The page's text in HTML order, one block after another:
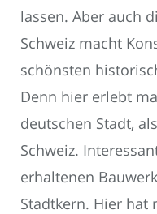
lassen. Aber auch
Schweiz macht
schönsten
Denn hier erlebt
deutschen Stadt,
Schweiz.
erhaltenen
Stadtkern. Hier hat